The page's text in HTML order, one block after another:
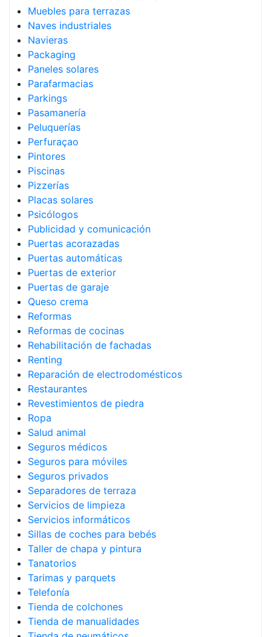
Muebles para terrazas
Naves industriales
Navieras
Packaging
Paneles solares
Parafarmacias
Parkings
Pasamanería
Peluquerías
Perfuraçao
Pintores
Piscinas
Pizzerías
Placas solares
Psicólogos
Publicidad y comunicación
Puertas acorazadas
Puertas automáticas
Puertas de exterior
Puertas de garaje
Queso crema
Reformas
Reformas de cocinas
Rehabilitación de fachadas
Renting
Reparación de electrodomésticos
Restaurantes
Revestimientos de piedra
Ropa
Salud animal
Seguros médicos
Seguros para móviles
Seguros privados
Separadores de terraza
Servicios de limpieza
Servicios informáticos
Sillas de coches para bebés
Taller de chapa y pintura
Tanatorios
Tarimas y parquets
Telefonía
Tienda de colchones
Tienda de manualidades